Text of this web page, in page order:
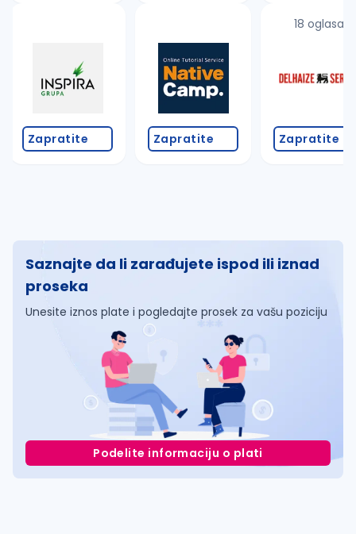
Zapratite Zapratite
18 oglasa
Zapratite
Saznajte da li zarađujete ispod ili iznad
proseka
Unesite iznos plate i pogledajte prosek za vašu poziciju
Podelite informaciju o plati